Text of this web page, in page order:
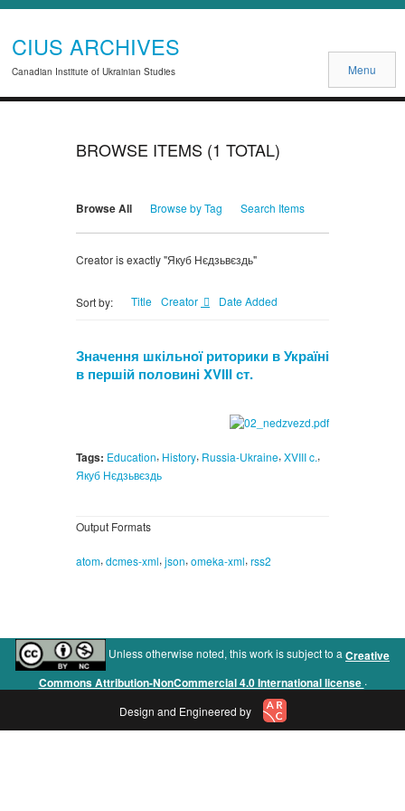
CIUS ARCHIVES
Canadian Institute of Ukrainian Studies Menu
BROWSE ITEMS (1 TOTAL)
Browse All Browse by Tag Search Items
Creator is exactly "Якуб Нєдзьвєздь"
Sort by: Title Creator Date Added
Значення шкільної риторики в Україні
в першій половині XVIII ст.
Tags: Education, History, Russia-Ukraine, XVIII c.,
Якуб Нєдзьвєздь
Output Formats
atom, dcmes-xml, json, omeka-xml, rss2
Unless otherwise noted, this work is subject to a Creative
Commons Attribution-NonCommercial 4.0 International license .
Design and Engineered by